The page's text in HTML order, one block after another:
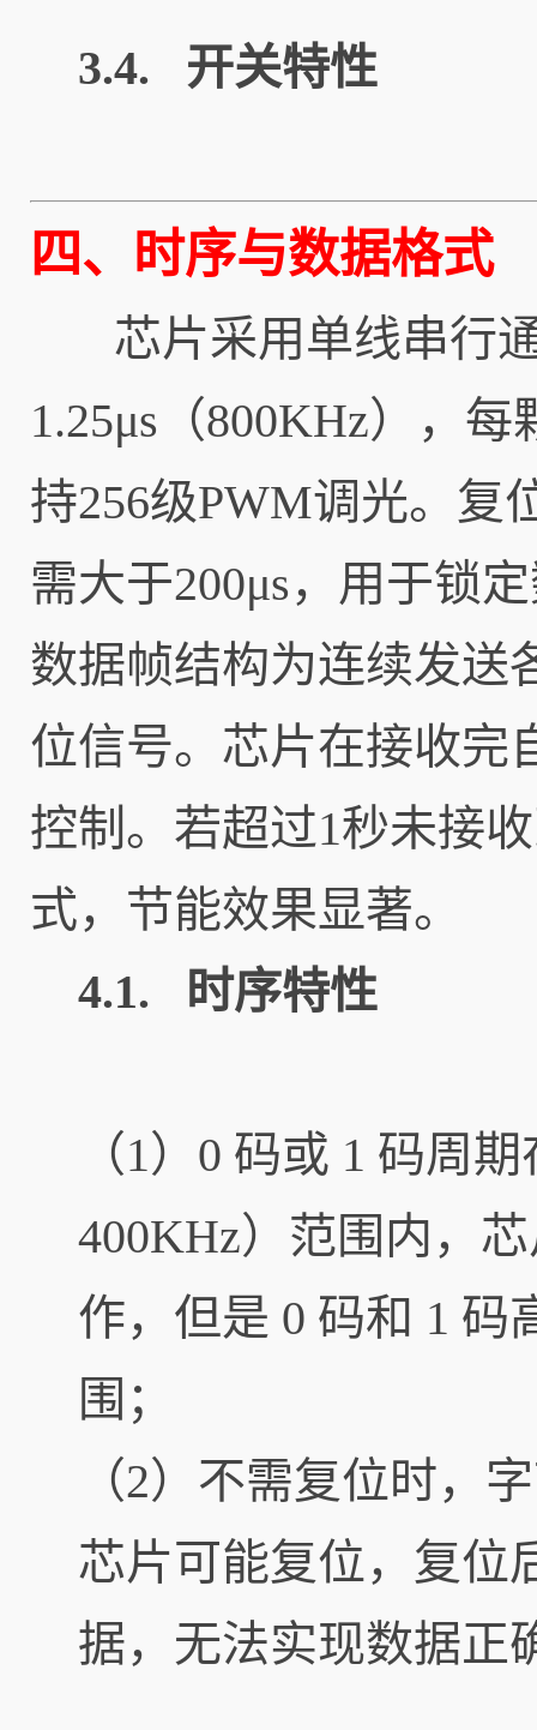
3.4. 开关特性
四、时序与数据格式
芯片采用单线串行通
1.25μs（800KHz），
持256级PWM调光。复
需大于200μs，用于锁
数据帧结构为连续发送
位信号。芯片在接收完
控制。若超过1秒未接
式，节能效果显著。
4.1. 时序特性
（1）0 码或 1 码周
400KHz）范围内，
作，但是 0 码和 1
围；
（2）不需复位时，
芯片可能复位，复位
据，无法实现数据正